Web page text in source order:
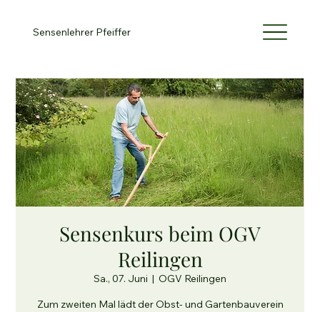
Sensenlehrer Pfeiffer
Sensenkurs beim OGV
Reilingen
Sa., 07. Juni
  |
OGV Reilingen
Zum zweiten Mal lädt der Obst- und Gartenbauverein